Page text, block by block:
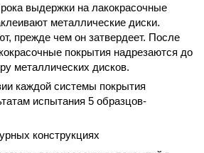
выдержки на лакокрасочные
металлические диски.
прежде чем он затвердеет. После
покрытия надрезаются до
металлических дисков.
каждой системы покрытия
испытания 5 образцов-
конструкциях